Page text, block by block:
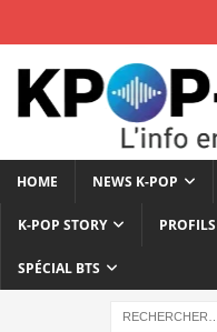
HOME NEWS K-POP
K-POP STORY
SPÉCIAL BTS